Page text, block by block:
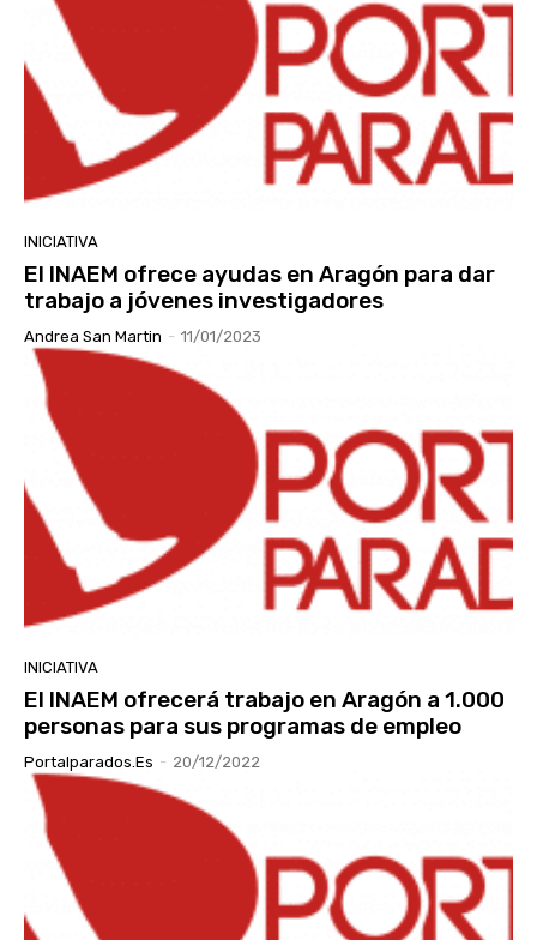
INICIATIVA
El INAEM ofrece ayudas en Aragón para dar
trabajo a jóvenes investigadores
Andrea San Martin - 11/01/2023
INICIATIVA
El INAEM ofrecerá trabajo en Aragón a 1.000
personas para sus programas de empleo
Portalparados.es - 20/12/2022